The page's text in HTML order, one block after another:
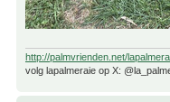
http://palmvrienden.net/
volg lapalmeraie op X: